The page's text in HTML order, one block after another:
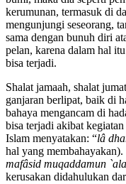
kerumunan, termasuk di
mengunjungi seseorang,
sama dengan bunuh diri
pelan, karena dalam hal
bisa terjadi.
Shalat jamaah, shalat
ganjaran berlipat, baik di
bahaya mengancam di
bisa terjadi akibat
Islam menyatakan: “lâ
hal yang
mafâsid muqaddamun
kerusakan didahulukan